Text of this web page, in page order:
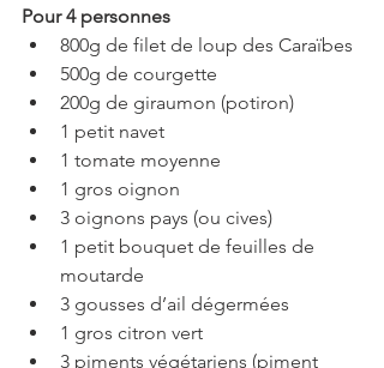
Pour 4 personnes
800g de filet de loup des Caraïbes
500g de courgette
200g de giraumon (potiron)
1 petit navet
1 tomate moyenne
1 gros oignon
3 oignons pays (ou cives)
1 petit bouquet de feuilles de
moutarde
3 gousses d’ail dégermées
1 gros citron vert
3 piments végétariens (piment